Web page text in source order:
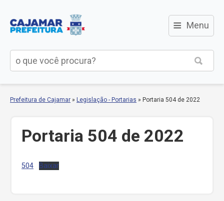
≡ Menu
Prefeitura de Cajamar » Legislação - Portarias » Portaria 504 de 2022
Portaria 504 de 2022
504 Baixar